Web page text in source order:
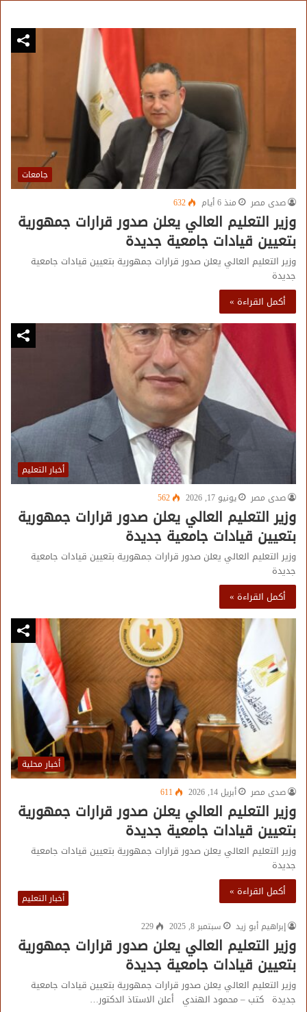
جامعات
صدى مصر
منذ 6 أيام 632
وزير التعليم العالي يعلن صدور قرارات جمهورية
بتعيين قيادات جامعية جديدة
وزير التعليم العالي يعلن صدور قرارات جمهورية بتعيين قيادات جامعية
جديدة
أكمل القراءة »
أخبار التعليم
صدى مصر
يونيو 17, 2026 562
وزير التعليم العالي يعلن صدور قرارات جمهورية
بتعيين قيادات جامعية جديدة
وزير التعليم العالي يعلن صدور قرارات جمهورية بتعيين قيادات جامعية
جديدة
أكمل القراءة »
أخبار محلية
صدى مصر
أبريل 14, 2026 611
وزير التعليم العالي يعلن صدور قرارات جمهورية
بتعيين قيادات جامعية جديدة
وزير التعليم العالي يعلن صدور قرارات جمهورية بتعيين قيادات جامعية
جديدة
أكمل القراءة »
أخبار التعليم
إبراهيم أبو زيد
سبتمبر 8, 2025 229
وزير التعليم العالي يعلن صدور قرارات جمهورية
بتعيين قيادات جامعية جديدة
وزير التعليم العالي يعلن صدور قرارات جمهورية بتعيين قيادات جامعية
جديدة كتب – محمود الهندي أعلن الاستاذ الدكتور…